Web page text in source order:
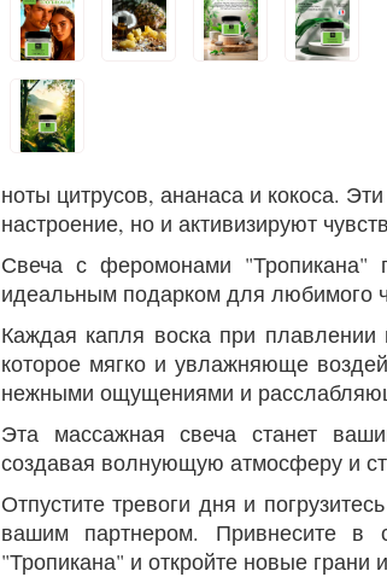
ноты цитрусов, ананаса и кокоса.
настроение, но и активизируют
Свеча с феромонами "Тропикана"
идеальным подарком для любимого
Каждая капля воска при
которое мягко и увлажняюще
нежными ощущениями и
Эта массажная свеча станет
создавая волнующую атмосферу и
Отпустите тревоги дня и
вашим партнером. Привнесите в
"Тропикана" и откройте новые грани